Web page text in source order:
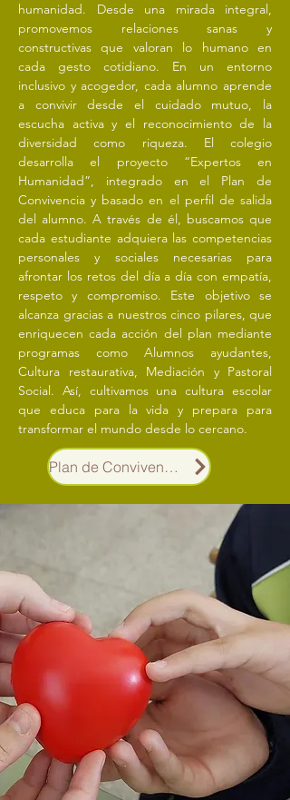
humanidad. Desde una mirada integral,
promovemos relaciones sanas y
constructivas que valoran lo humano en
cada gesto cotidiano. En un entorno
inclusivo y acogedor, cada alumno aprende
a convivir desde el cuidado mutuo, la
escucha activa y el reconocimiento de la
diversidad como riqueza. El colegio
desarrolla el proyecto “Expertos en
Humanidad”, integrado en el Plan de
Convivencia y basado en el perfil de salida
del alumno. A través de él, buscamos que
cada estudiante adquiera las competencias
personales y sociales necesarias para
afrontar los retos del día a día con empatía,
respeto y compromiso. Este objetivo se
alcanza gracias a nuestros cinco pilares, que
enriquecen cada acción del plan mediante
programas como Alumnos ayudantes,
Cultura restaurativa, Mediación y Pastoral
Social. Así, cultivamos una cultura escolar
que educa para la vida y prepara para
transformar el mundo desde lo cercano.
Plan de Convivencia